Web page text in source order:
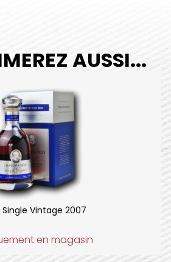
AUSSI...
Vintage 2007
en magasin